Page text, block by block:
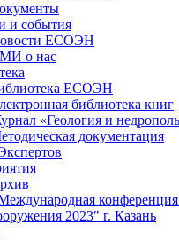
и события
ЕСОЭН
о нас
ЕСОЭН
библиотека книг
«Геология и
документация
2023" г. Казань